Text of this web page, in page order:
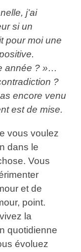
j’ai
si un
pour moi une
année ? »…
?
encore venu
est de mise.
vous voulez
dans le
Vous
et de
point.
la
quotidienne
évoluez